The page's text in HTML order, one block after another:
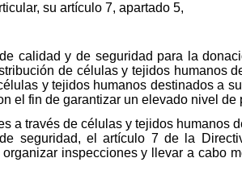
su artículo 7, apartado 5,
calidad y de seguridad para la
de células y tejidos humanos
y tejidos humanos destinados a
el fin de garantizar un elevado nivel de
a través de células y tejidos humanos
seguridad, el artículo 7 de la
inspecciones y llevar a cabo